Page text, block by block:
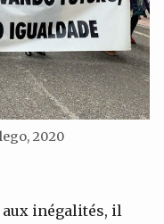
2020
inégalités, il